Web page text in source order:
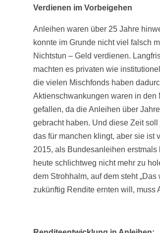
Verdienen im Vorbeigehen
Anleihen waren über 25 Jahre
konnte im Grunde nicht viel falsch
Nichtstun – Geld verdienen.
machten es privaten wie
die vielen Mischfonds haben
Aktienschwankungen waren in
gefallen, da die Anleihen über
gebracht haben. Und diese Zeit
das für manchen klingt, aber sie ist
2015, als Bundesanleihen
heute schlichtweg nicht mehr zu
dem Strohhalm, auf dem steht
zukünftig Rendite ernten will, muss